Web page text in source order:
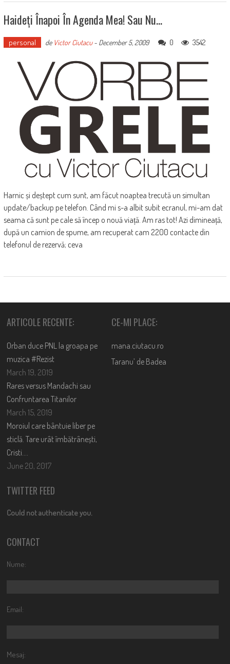
Haideți Înapoi În Agenda Mea! Sau Nu…
personal de Victor Ciutacu- December 5, 2009 0 3542
Harnic și deștept cum sunt, am făcut noaptea trecută un simultan
update/backup pe telefon. Când mi s-a albit subit ecranul, mi-am dat
seama că sunt pe cale să încep o nouă viață. Am ras tot! Azi dimineață,
după un camion de spume, am recuperat cam 2200 contacte din
telefonul de rezervă; ceva
ARTICOLE RECENTE:
Orban duce PNL la groapa pe
muzica #Rezist
March 19, 2019
Rares versus Mandachi sau
Confruntarea Titanilor
March 15, 2019
Moroiul care bântuie liber pe
sticlă. Tare urât îmbătrânești,
Cristi….
June 20, 2017
CE-MI PLACE:
mana.ciutacu.ro
Taranu’ de Badea
TWITTER FEED
Could not authenticate you.
CONTACT
Nume:
Email:
Mesaj: